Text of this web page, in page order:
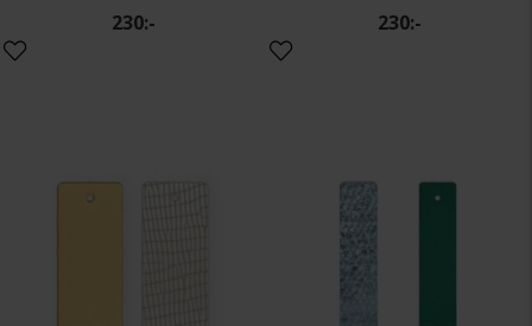
230:- 230:-